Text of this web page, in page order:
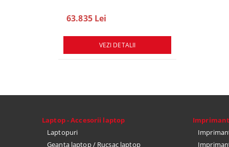
63.835 Lei
VEZI DETALII
Laptop - Accesorii laptop
Laptopuri
Geanta laptop / Rucsac laptop